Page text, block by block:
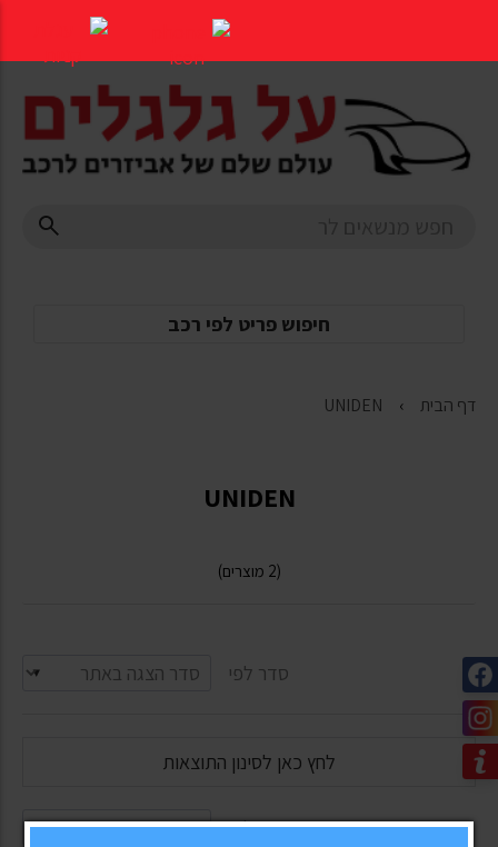
העמוד
חיפוש פריט לפי רכב
דף הבית UNIDEN
UNIDEN
(2 מוצרים)
סדר לפי
לחץ כאן לסינון התוצאות
סדר לפי